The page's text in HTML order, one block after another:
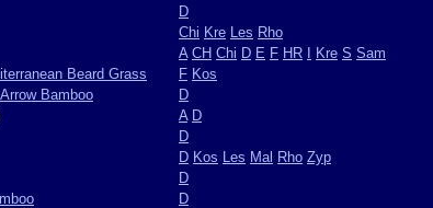
D
Chi Kre Les Rho
A CH Chi D E F HR Kre S Sam
Beard Grass F Kos
Bamboo
D
A D
D
D Kos Les Mal Rho Zyp
D
D